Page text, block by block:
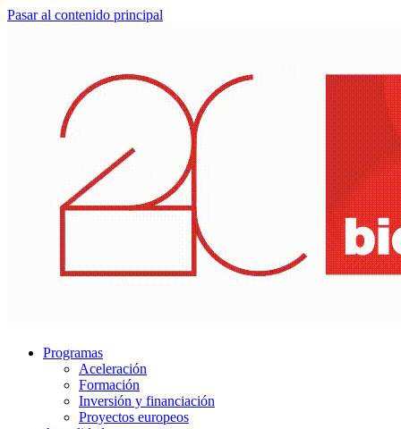
Pasar al contenido principal
Programas
Aceleración
Formación
Inversión y financiación
Proyectos europeos